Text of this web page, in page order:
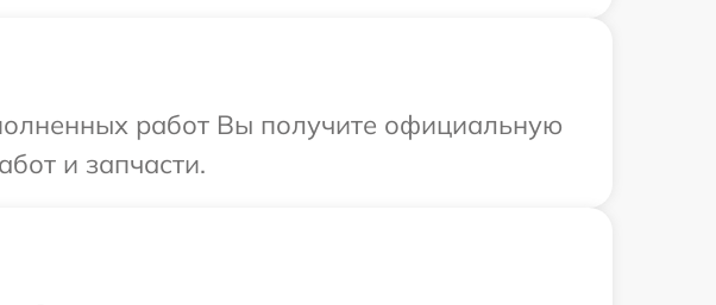
работ Вы получите официальную
и запчасти.